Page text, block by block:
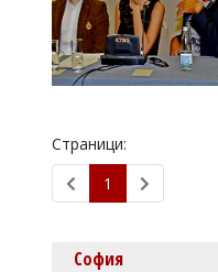
Управители:
Веселин
Василев,
Касабова,
k.kassabova@flagman.bg
Страници:
1
София